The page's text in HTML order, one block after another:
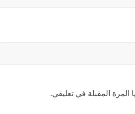
المرة المقبلة في تعليقي.